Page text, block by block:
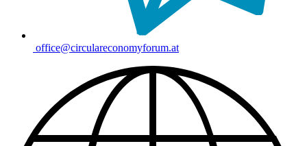
office@circulareconomyforum.at